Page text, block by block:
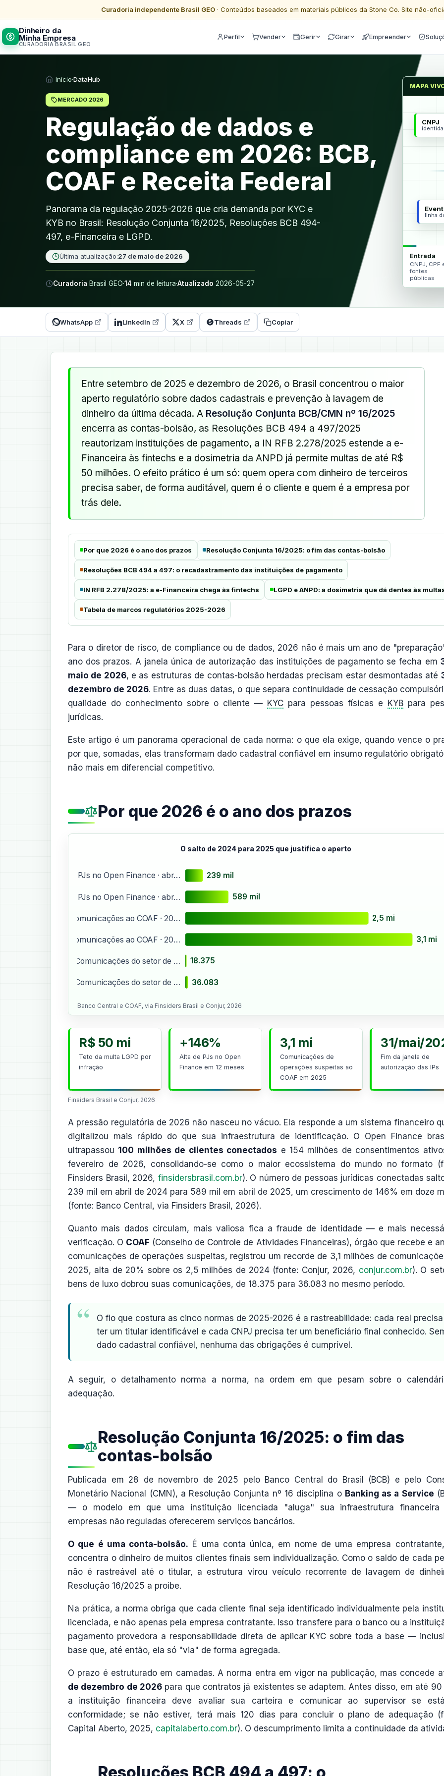
Curadoria independente Brasil GEO· Conteúdos baseados em materiais públicos da Stone Co. Site não-
Dinheiro da
Minha Empresa
CURADORIA BRASIL GEO
Perfil Vender Gerir Girar Empreender
Início·DataHub
MERCADO 2026
Regulação de dados e
compliance em 2026: BCB,
COAF e Receita Federal
Panorama da regulação 2025-2026 que cria demanda por KYC e
KYB no Brasil: Resolução Conjunta 16/2025, Resoluções BCB 494-
497, e-Financeira e LGPD.
Última atualização:27 de maio de 2026
Curadoria Brasil GEO·14 min de leitura·Atualizado 2026-05-27
MAPA
CNPJ
linha
Entrada
CNPJ, CPF
fontes
públicas
WhatsApp LinkedIn X Threads Copiar
Entre setembro de 2025 e dezembro de 2026, o Brasil concentrou o maior
aperto regulatório sobre dados cadastrais e prevenção à lavagem de
dinheiro da última década. A Resolução Conjunta BCB/CMN nº 16/2025
encerra as contas-bolsão, as Resoluções BCB 494 a 497/2025
reautorizam instituições de pagamento, a IN RFB 2.278/2025 estende a e-
Financeira às fintechs e a dosimetria da ANPD já permite multas de até R$
50 milhões. O efeito prático é um só: quem opera com dinheiro de terceiros
precisa saber, de forma auditável, quem é o cliente e quem é a empresa por
trás dele.
Por que 2026 é o ano dos prazos Resolução Conjunta 16/2025: o fim das contas-bolsão
Resoluções BCB 494 a 497: o recadastramento das instituições de pagamento
IN RFB 2.278/2025: a e-Financeira chega às fintechs LGPD e ANPD: a dosimetria que dá dentes às
Tabela de marcos regulatórios 2025-2026
Para o diretor de risco, de compliance ou de dados, 2026 não é mais um ano de
ano dos prazos. A janela única de autorização das instituições de pagamento se fecha em
maio de 2026, e as estruturas de contas-bolsão herdadas precisam estar desmontadas até
dezembro de 2026. Entre as duas datas, o que separa continuidade de cessação
qualidade do conhecimento sobre o cliente — KYC para pessoas físicas e KYB para
jurídicas.
Este artigo é um panorama operacional de cada norma: o que ela exige, quando vence o
por que, somadas, elas transformam dado cadastral confiável em insumo regulatório
não mais em diferencial competitivo.
Por que 2026 é o ano dos prazos
O salto de 2024 para 2025 que justifica o aperto
PJs no Open Finance · abr… 239 mil
PJs no Open Finance · abr… 589 mil
Comunicações ao COAF · 20… 2,5 mi
Comunicações ao COAF · 20… 3,1 mi
Comunicações do setor de … 18.375
Comunicações do setor de … 36.083
Banco Central e COAF, via Finsiders Brasil e Conjur, 2026
R$ 50 mi
Teto da multa LGPD por
infração
+146%
Alta de PJs no Open
Finance em 12 meses
3,1 mi
Comunicações de
operações suspeitas ao
COAF em 2025
31/mai/
Fim da janela de
autorização das IPs
Finsiders Brasil e Conjur, 2026
A pressão regulatória de 2026 não nasceu no vácuo. Ela responde a um sistema financeiro
digitalizou mais rápido do que sua infraestrutura de identificação. O Open Finance
ultrapassou 100 milhões de clientes conectados e 154 milhões de consentimentos
fevereiro de 2026, consolidando-se como o maior ecossistema do mundo no formato
Finsiders Brasil, 2026, finsidersbrasil.com.br). O número de pessoas jurídicas conectadas
239 mil em abril de 2024 para 589 mil em abril de 2025, um crescimento de 146% em doze
(fonte: Banco Central, via Finsiders Brasil, 2026).
Quanto mais dados circulam, mais valiosa fica a fraude de identidade — e mais
verificação. O COAF (Conselho de Controle de Atividades Financeiras), órgão que recebe e
comunicações de operações suspeitas, registrou um recorde de 3,1 milhões de
2025, alta de 20% sobre os 2,5 milhões de 2024 (fonte: Conjur, 2026, conjur.com.br). O
bens de luxo dobrou suas comunicações, de 18.375 para 36.083 no mesmo período.
O fio que costura as cinco normas de 2025-2026 é a rastreabilidade: cada real precisa
ter um titular identificável e cada CNPJ precisa ter um beneficiário final conhecido.
dado cadastral confiável, nenhuma das obrigações é cumprível.
A seguir, o detalhamento norma a norma, na ordem em que pesam sobre o
adequação.
Resolução Conjunta 16/2025: o fim das
contas-bolsão
Publicada em 28 de novembro de 2025 pelo Banco Central do Brasil (BCB) e pelo
Monetário Nacional (CMN), a Resolução Conjunta nº 16 disciplina o Banking as a Service
— o modelo em que uma instituição licenciada "aluga" sua infraestrutura financeira
empresas não reguladas oferecerem serviços bancários.
O que é uma conta-bolsão. É uma conta única, em nome de uma empresa
concentra o dinheiro de muitos clientes finais sem individualização. Como o saldo de cada
não é rastreável até o titular, a estrutura virou veículo recorrente de lavagem de
Resolução 16/2025 a proíbe.
Na prática, a norma obriga que cada cliente final seja identificado individualmente pela
licenciada, e não apenas pela empresa contratante. Isso transfere para o banco ou a
pagamento provedora a responsabilidade direta de aplicar KYC sobre toda a base —
base que, até então, ela só "via" de forma agregada.
O prazo é estruturado em camadas. A norma entra em vigor na publicação, mas concede
de dezembro de 2026para que contratos já existentes se adaptem. Antes disso, em até 90
a instituição financeira deve avaliar sua carteira e comunicar ao supervisor se
conformidade; se não estiver, terá mais 120 dias para concluir o plano de adequação
Capital Aberto, 2025, capitalaberto.com.br). O descumprimento limita a continuidade da
Resoluções BCB 494 a 497: o